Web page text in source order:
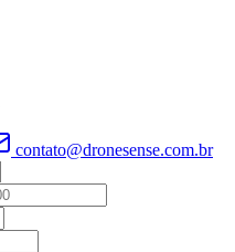
contato@dronesense.com.br